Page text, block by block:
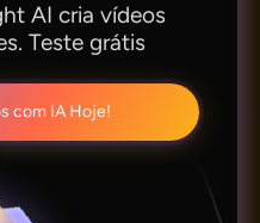
AI cria vídeos
Teste grátis
com IA Hoje!